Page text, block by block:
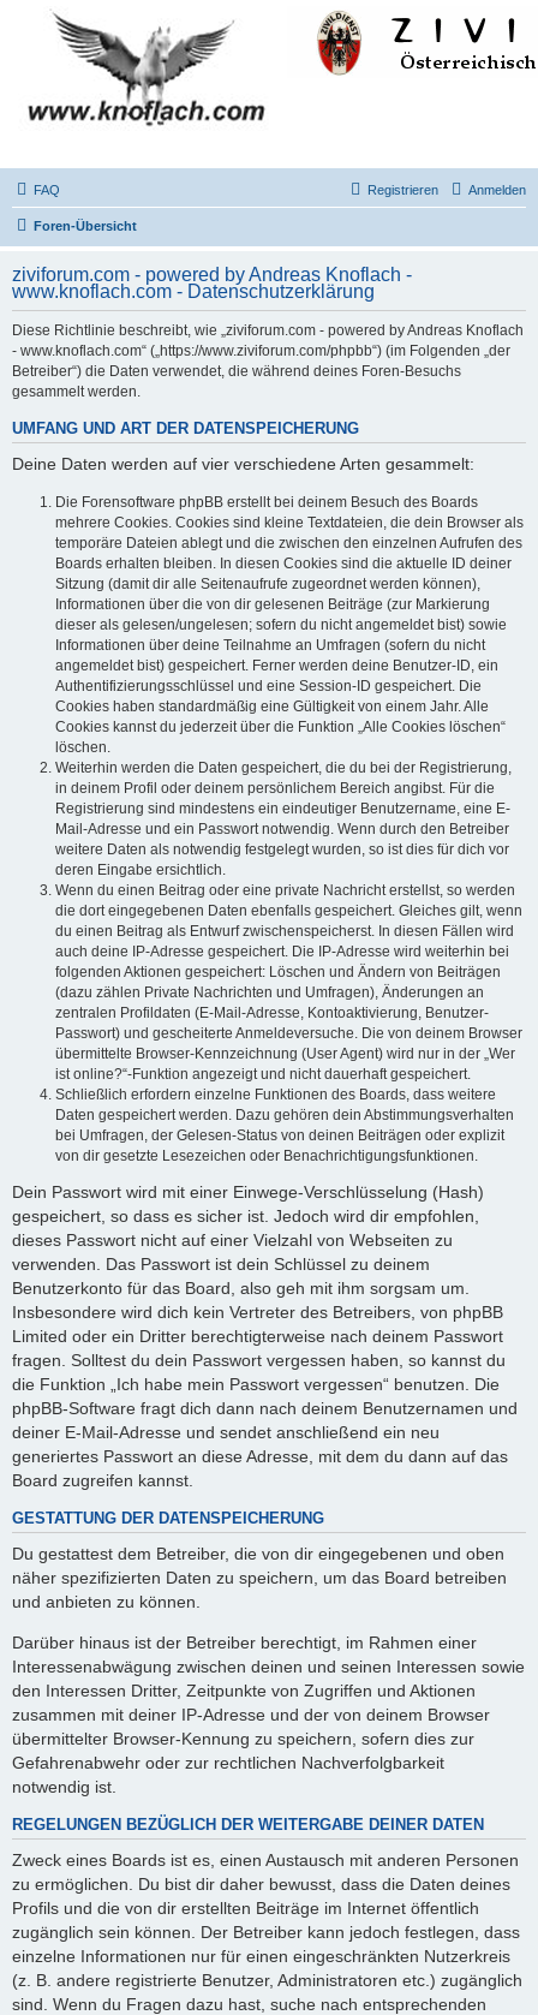
FAQ Anmelden
Registrieren
Foren-Übersicht
ziviforum.com - powered by Andreas Knoflach -
www.knoflach.com - Datenschutzerklärung
Diese Richtlinie beschreibt, wie „ziviforum.com - powered by Andreas Knoflach
- www.knoflach.com“ („https://www.ziviforum.com/phpbb“) (im Folgenden „der
Betreiber“) die Daten verwendet, die während deines Foren-Besuchs
gesammelt werden.
UMFANG UND ART DER DATENSPEICHERUNG
Deine Daten werden auf vier verschiedene Arten gesammelt:
Die Forensoftware phpBB erstellt bei deinem Besuch des Boards
mehrere Cookies. Cookies sind kleine Textdateien, die dein Browser als
temporäre Dateien ablegt und die zwischen den einzelnen Aufrufen des
Boards erhalten bleiben. In diesen Cookies sind die aktuelle ID deiner
Sitzung (damit dir alle Seitenaufrufe zugeordnet werden können),
Informationen über die von dir gelesenen Beiträge (zur Markierung
dieser als gelesen/ungelesen; sofern du nicht angemeldet bist) sowie
Informationen über deine Teilnahme an Umfragen (sofern du nicht
angemeldet bist) gespeichert. Ferner werden deine Benutzer-ID, ein
Authentifizierungsschlüssel und eine Session-ID gespeichert. Die
Cookies haben standardmäßig eine Gültigkeit von einem Jahr. Alle
Cookies kannst du jederzeit über die Funktion „Alle Cookies löschen“
löschen.
Weiterhin werden die Daten gespeichert, die du bei der Registrierung,
in deinem Profil oder deinem persönlichem Bereich angibst. Für die
Registrierung sind mindestens ein eindeutiger Benutzername, eine E-
Mail-Adresse und ein Passwort notwendig. Wenn durch den Betreiber
weitere Daten als notwendig festgelegt wurden, so ist dies für dich vor
deren Eingabe ersichtlich.
Wenn du einen Beitrag oder eine private Nachricht erstellst, so werden
die dort eingegebenen Daten ebenfalls gespeichert. Gleiches gilt, wenn
du einen Beitrag als Entwurf zwischenspeicherst. In diesen Fällen wird
auch deine IP-Adresse gespeichert. Die IP-Adresse wird weiterhin bei
folgenden Aktionen gespeichert: Löschen und Ändern von Beiträgen
(dazu zählen Private Nachrichten und Umfragen), Änderungen an
zentralen Profildaten (E-Mail-Adresse, Kontoaktivierung, Benutzer-
Passwort) und gescheiterte Anmeldeversuche. Die von deinem Browser
übermittelte Browser-Kennzeichnung (User Agent) wird nur in der „Wer
ist online?“-Funktion angezeigt und nicht dauerhaft gespeichert.
Schließlich erfordern einzelne Funktionen des Boards, dass weitere
Daten gespeichert werden. Dazu gehören dein Abstimmungsverhalten
bei Umfragen, der Gelesen-Status von deinen Beiträgen oder explizit
von dir gesetzte Lesezeichen oder Benachrichtigungsfunktionen.
Dein Passwort wird mit einer Einwege-Verschlüsselung (Hash)
gespeichert, so dass es sicher ist. Jedoch wird dir empfohlen,
dieses Passwort nicht auf einer Vielzahl von Webseiten zu
verwenden. Das Passwort ist dein Schlüssel zu deinem
Benutzerkonto für das Board, also geh mit ihm sorgsam um.
Insbesondere wird dich kein Vertreter des Betreibers, von phpBB
Limited oder ein Dritter berechtigterweise nach deinem Passwort
fragen. Solltest du dein Passwort vergessen haben, so kannst du
die Funktion „Ich habe mein Passwort vergessen“ benutzen. Die
phpBB-Software fragt dich dann nach deinem Benutzernamen und
deiner E-Mail-Adresse und sendet anschließend ein neu
generiertes Passwort an diese Adresse, mit dem du dann auf das
Board zugreifen kannst.
GESTATTUNG DER DATENSPEICHERUNG
Du gestattest dem Betreiber, die von dir eingegebenen und oben
näher spezifizierten Daten zu speichern, um das Board betreiben
und anbieten zu können.
Darüber hinaus ist der Betreiber berechtigt, im Rahmen einer
Interessenabwägung zwischen deinen und seinen Interessen sowie
den Interessen Dritter, Zeitpunkte von Zugriffen und Aktionen
zusammen mit deiner IP-Adresse und der von deinem Browser
übermittelter Browser-Kennung zu speichern, sofern dies zur
Gefahrenabwehr oder zur rechtlichen Nachverfolgbarkeit
notwendig ist.
REGELUNGEN BEZÜGLICH DER WEITERGABE DEINER DATEN
Zweck eines Boards ist es, einen Austausch mit anderen Personen
zu ermöglichen. Du bist dir daher bewusst, dass die Daten deines
Profils und die von dir erstellten Beiträge im Internet öffentlich
zugänglich sein können. Der Betreiber kann jedoch festlegen, dass
einzelne Informationen nur für einen eingeschränkten Nutzerkreis
(z. B. andere registrierte Benutzer, Administratoren etc.) zugänglich
sind. Wenn du Fragen dazu hast, suche nach entsprechenden